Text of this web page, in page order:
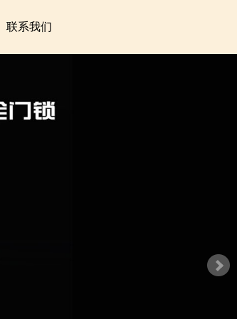
联系我们